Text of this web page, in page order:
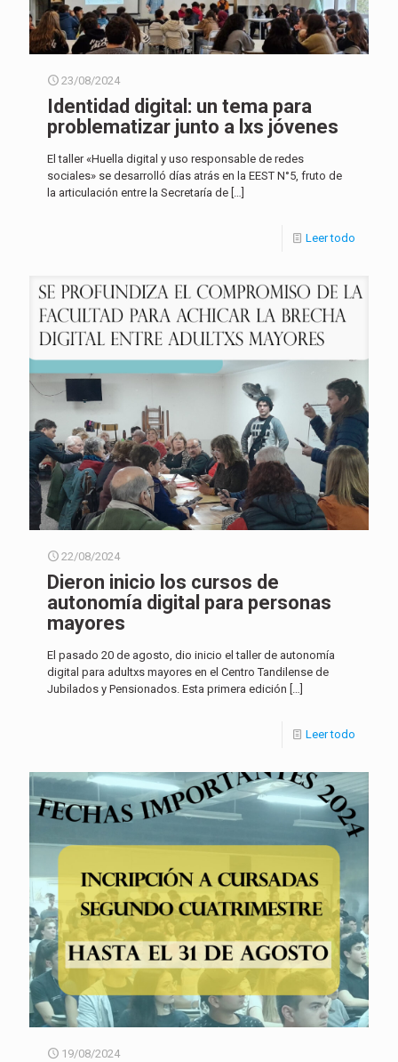
23/08/2024
Identidad digital: un tema para
problematizar junto a lxs jóvenes
El taller «Huella digital y uso responsable de redes
sociales» se desarrolló días atrás en la EEST N°5, fruto de
la articulación entre la Secretaría de […]
Leer todo
22/08/2024
Dieron inicio los cursos de
autonomía digital para personas
mayores
El pasado 20 de agosto, dio inicio el taller de autonomía
digital para adultxs mayores en el Centro Tandilense de
Jubilados y Pensionados. Esta primera edición […]
Leer todo
19/08/2024